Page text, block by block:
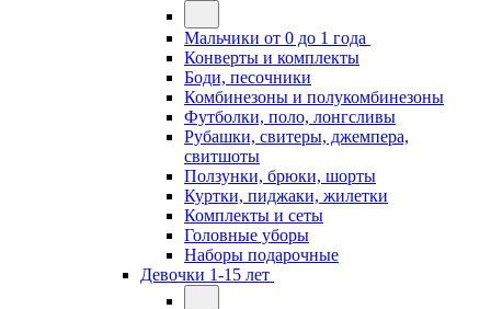
Мальчики от 0 до 1 года
Конверты и комплекты
Боди, песочники
Комбинезоны и полукомбинезоны
Футболки, поло, лонгсливы
Рубашки, свитеры, джемпера,
свитшоты
Ползунки, брюки, шорты
Куртки, пиджаки, жилетки
Комплекты и сеты
Головные уборы
Наборы подарочные
Девочки 1-15 лет